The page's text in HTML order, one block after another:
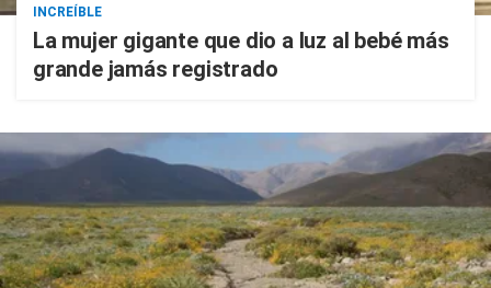
INCREÍBLE
La mujer gigante que dio a luz al bebé más
grande jamás registrado